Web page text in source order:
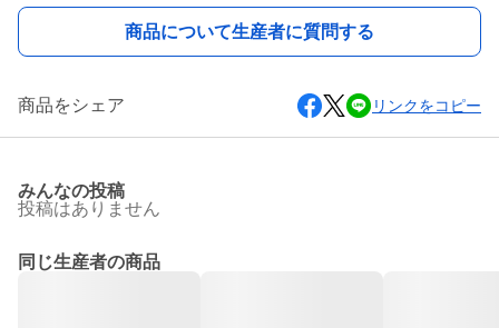
商品について生産者に質問する
商品をシェア リンクをコピー
みんなの投稿
投稿はありません
同じ生産者の商品